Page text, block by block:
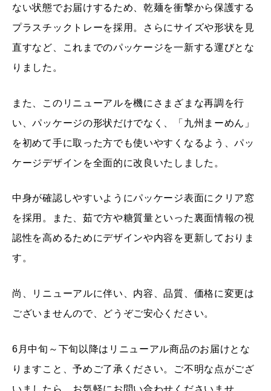
ない状態でお届けするため、乾麺を衝撃から保護する
プラスチックトレーを採用。さらにサイズや形状を見
直すなど、これまでのパッケージを一新する運びとな
りました。
また、このリニューアルを機にさまざまな再調を行
い、パッケージの形状だけでなく、「九州まーめん」
を初めて手に取った方でも使いやすくなるよう、パッ
ケージデザインを全面的に改良いたしました。
中身が確認しやすいようにパッケージ表面にクリア窓
を採用。また、茹で方や糖質量といった裏面情報の視
認性を高めるためにデザインや内容を更新しておりま
す。
尚、リニューアルに伴い、内容、品質、価格に変更は
ございませんので、どうぞご安心ください。
6月中旬～下旬以降はリニューアル商品のお届けとな
りますこと、予めご了承ください。ご不明な点がござ
いましたら、お気軽にお問い合わせくださいませ。